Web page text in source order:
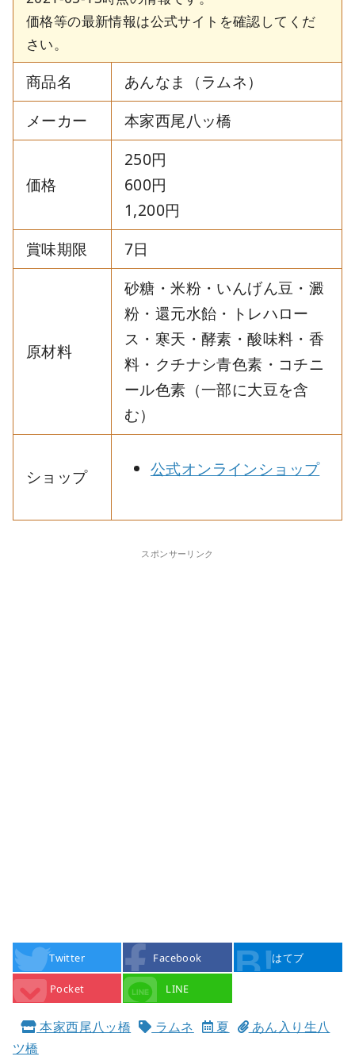
価格等の最新情報は公式サイトを確認してくだ
さい。
商品名
あんなま（ラムネ）
メーカー
本家西尾八ッ橋
価格
250円
600円
1,200円
賞味期限
7日
原材料
砂糖・米粉・いんげん豆・澱
粉・還元水飴・トレハロー
ス・寒天・酵素・酸味料・香
料・クチナシ青色素・コチニ
ール色素（一部に大豆を含
む）
ショップ 公式オンラインショップ
スポンサーリンク
Twitter Facebook はてブ
Pocket LINE
本家西尾八ッ橋 ラムネ 夏
あん入り生八
ツ橋